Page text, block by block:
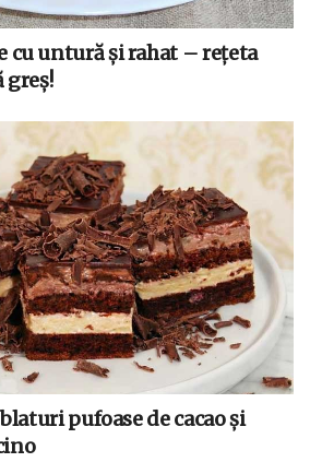
cu untură și rahat – rețeta
greș!
pufoase de cacao și